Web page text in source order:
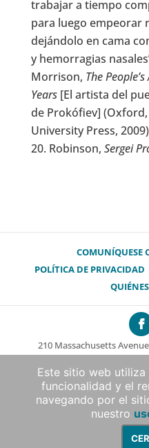
trabajar a tiempo
para luego empeorar
dejándolo en cama
y hemorragias
Morrison, The
Years [El artista del
de Prokófiev]
University Press,
Robinson, Sergei
COMUNÍQUESE
POLÍTICA DE PRIVACIDAD
210 Massachusetts
© 2026 The Mary Baker
Desarrollo web sin fines
Soporte de traducción
multilingüe
Este sitio web
funcionalidad y el
navegando por el
nuestro